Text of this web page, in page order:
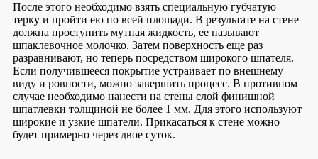
После этого необходимо взять специальную губчатую
терку и пройти ею по всей площади. В результате на стене
должна проступить мутная жидкость, ее называют
шпаклевочное молочко. Затем поверхность еще раз
разравнивают, но теперь посредством широкого шпателя.
Если получившееся покрытие устраивает по внешнему
виду и ровности, можно завершить процесс. В противном
случае необходимо нанести на стены слой финишной
шпатлевки толщиной не более 1 мм. Для этого используют
широкие и узкие шпатели. Прикасаться к стене можно
будет примерно через двое суток.